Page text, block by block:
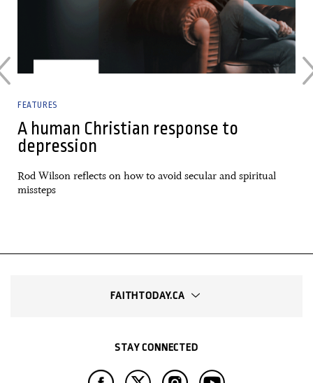
FEATURES
A human Christian response to
depression
Rod Wilson reflects on how to avoid secular and spiritual
missteps
FAITHTODAY.CA
STAY CONNECTED